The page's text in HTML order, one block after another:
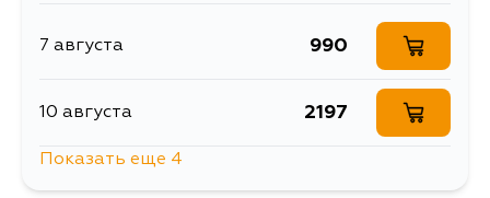
7 августа 990
10 августа 2197
Показать еще 4